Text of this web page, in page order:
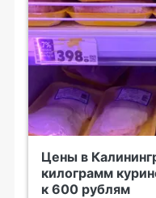
Цены в
килограмм
к 600 рублям